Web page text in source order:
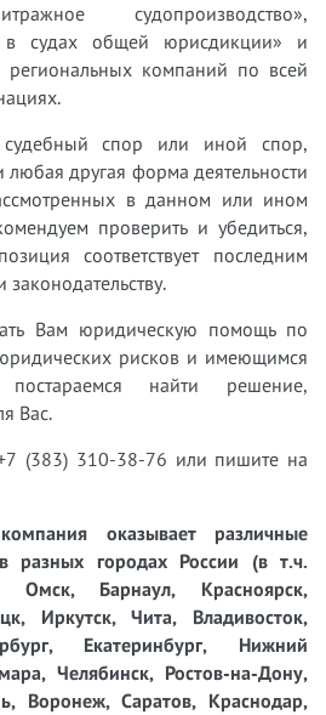
судопроизводство»,
в судах общей юрисдикции» и
компаний по всей
спор или иной спор,
другая форма деятельности
в данном или ином
проверить и убедиться,
соответствует последним
Вам юридическую помощь по
рисков и имеющимся
найти решение,
Вас.
(383) 310-38-76 или пишите на
оказывает различные
разных городах России (в т.ч.
Омск, Барнаул, Красноярск,
Иркутск, Чита, Владивосток,
Екатеринбург, Нижний
Челябинск, Ростов-на-Дону,
Воронеж, Саратов, Краснодар,